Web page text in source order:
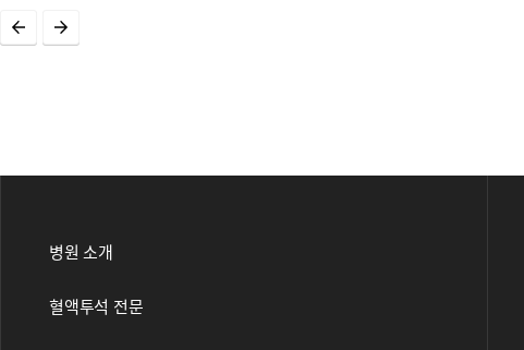
병원 소개
혈액투석 전문